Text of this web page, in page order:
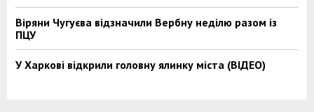
Віряни Чугуєва відзначили Вербну неділю разом із
ПЦУ
У Харкові відкрили головну ялинку міста (ВІДЕО)